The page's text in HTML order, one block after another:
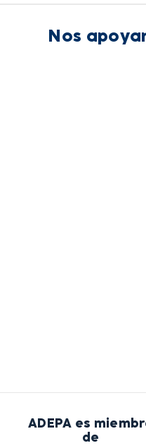
Nos
ADEPA es
de